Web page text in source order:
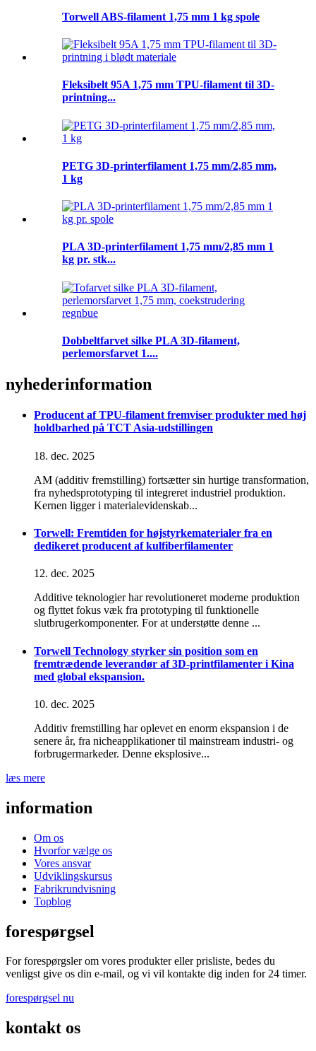
Torwell ABS-filament 1,75 mm 1 kg spole
Fleksibelt 95A 1,75 mm TPU-filament til 3D-
printning...
PETG 3D-printerfilament 1,75 mm/2,85 mm,
1 kg
PLA 3D-printerfilament 1,75 mm/2,85 mm 1
kg pr. stk...
Dobbeltfarvet silke PLA 3D-filament,
perlemorsfarvet 1....
nyhederinformation
Producent af TPU-filament fremviser produkter med høj
holdbarhed på TCT Asia-udstillingen
18. dec. 2025
AM (additiv fremstilling) fortsætter sin hurtige transformation,
fra nyhedsprototyping til integreret industriel produktion.
Kernen ligger i materialevidenskab...
Torwell: Fremtiden for højstyrkematerialer fra en
dedikeret producent af kulfiberfilamenter
12. dec. 2025
Additive teknologier har revolutioneret moderne produktion
og flyttet fokus væk fra prototyping til funktionelle
slutbrugerkomponenter. For at understøtte denne ...
Torwell Technology styrker sin position som en
fremtrædende leverandør af 3D-printfilamenter i Kina
med global ekspansion.
10. dec. 2025
Additiv fremstilling har oplevet en enorm ekspansion i de
senere år, fra nicheapplikationer til mainstream industri- og
forbrugermarkeder. Denne eksplosive...
læs mere
information
Om os
Hvorfor vælge os
Vores ansvar
Udviklingskursus
Fabrikrundvisning
Topblog
forespørgsel
For forespørgsler om vores produkter eller prisliste, bedes du
venligst give os din e-mail, og vi vil kontakte dig inden for 24 timer.
forespørgsel nu
kontakt os